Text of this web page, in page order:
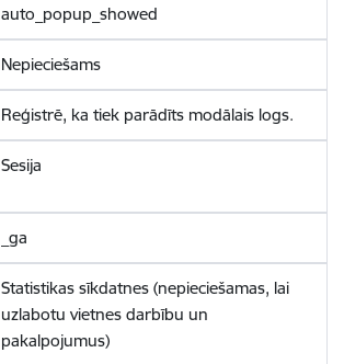
auto_popup_showed
Nepieciešams
Reģistrē, ka tiek parādīts modālais logs.
Sesija
_ga
Statistikas sīkdatnes (nepieciešamas, lai
uzlabotu vietnes darbību un
pakalpojumus)